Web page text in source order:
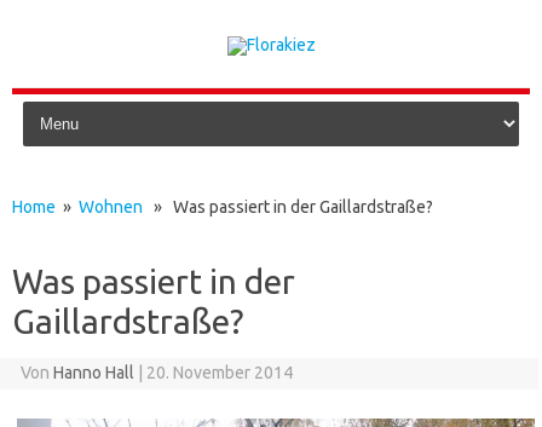
Skip to content
Home » Wohnen » Was passiert in der Gaillardstraße?
Was passiert in der
Gaillardstraße?
Von Hanno Hall 20. November 2014